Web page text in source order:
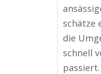
schätze
die
schnell